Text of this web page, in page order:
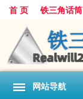
首 页 铁三角话筒
网站导航